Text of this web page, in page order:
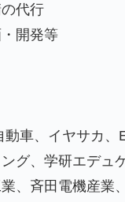
代行
開発等
車、イヤサカ
グ、学研エデュ
、斉田電機産業